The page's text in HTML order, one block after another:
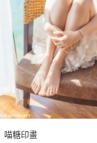
喵糖印畫